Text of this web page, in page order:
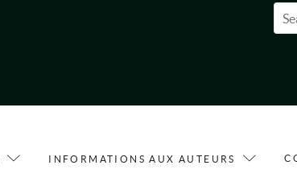
INFORMATIONS AUX AUTEURS